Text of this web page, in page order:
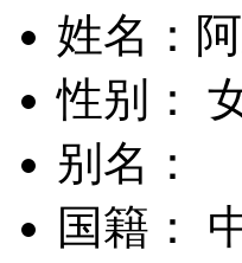
姓名：
性别：
别名：
国籍：